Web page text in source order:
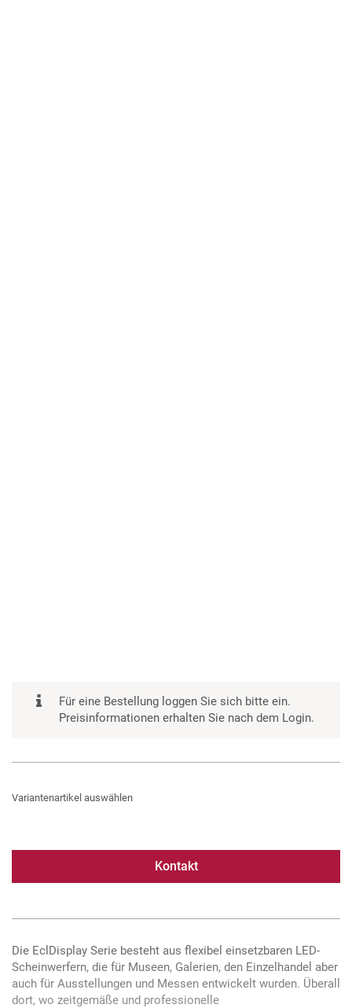
Für eine Bestellung loggen Sie sich bitte ein.
Preisinformationen erhalten Sie nach dem Login.
Variantenartikel auswählen
Kontakt
Die EclDisplay Serie besteht aus flexibel einsetzbaren LED-
Scheinwerfern, die für Museen, Galerien, den Einzelhandel aber
auch für Ausstellungen und Messen entwickelt wurden. Überall
dort, wo zeitgemäße und professionelle